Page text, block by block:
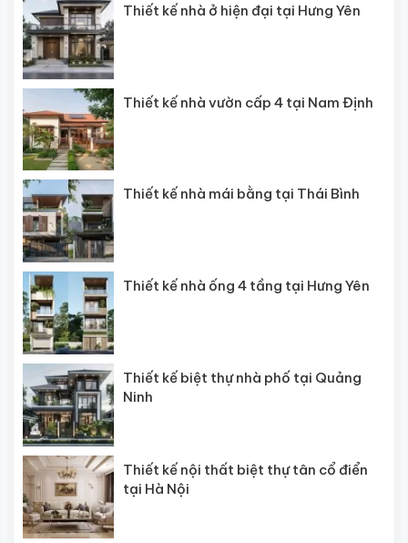
Thiết kế nhà ở hiện đại tại Hưng Yên
Thiết kế nhà vườn cấp 4 tại Nam Định
Thiết kế nhà mái bằng tại Thái Bình
Thiết kế nhà ống 4 tầng tại Hưng Yên
Thiết kế biệt thự nhà phố tại Quảng
Ninh
Thiết kế nội thất biệt thự tân cổ điển
tại Hà Nội